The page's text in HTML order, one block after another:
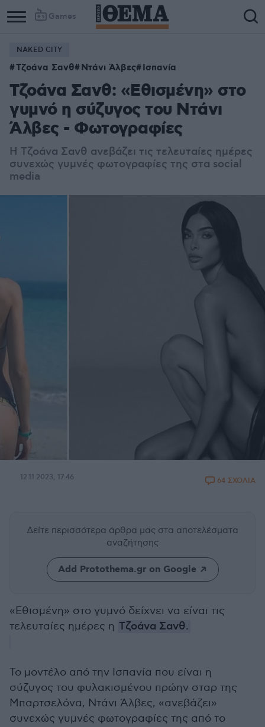
Games
NAKED CITY
Τζοάνα Σανθ Ντάνι Άλβες Ισπανία
Τζοάνα Σανθ: «Εθισμένη» στο
γυμνό η σύζυγος του Ντάνι
Άλβες - Φωτογραφίες
Η Τζοάνα Σανθ ανεβάζει τις τελευταίες ημέρες
συνεχώς γυμνές φωτογραφίες της στα social
media
12.11.2023, 17:46 64 ΣΧΟΛΙΑ
Δείτε περισσότερα άρθρα μας στα αποτελέσματα
αναζήτησης
Add Protothema.gr on Google
«Εθισμένη» στο γυμνό δείχνει να είναι τις
τελευταίες ημέρες η Τζοάνα Σανθ.
Το μοντέλο από την Ισπανία που είναι η
σύζυγος του φυλακισμένου πρώην σταρ της
Μπαρτσελόνα, Ντάνι Άλβες, «ανεβάζει»
συνεχώς γυμνές φωτογραφίες της από το